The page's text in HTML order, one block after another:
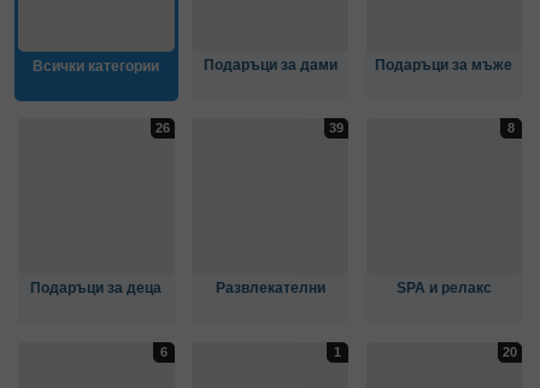
Всички категории Подаръци за дами Подаръци за мъже
Подаръци за деца Развлекателни SPA и релакс